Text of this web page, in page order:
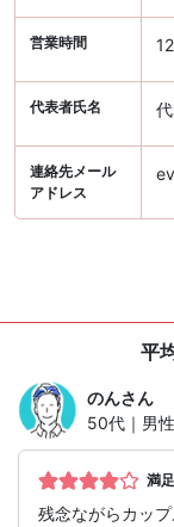
営業時間
代表者氏名
連絡先メール
アドレス
平
のんさん
50代｜男性
満足
残念ながらカッ